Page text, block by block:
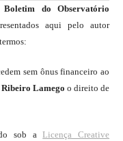
Boletim do Observatório
aqui pelo autor
sem ônus financeiro ao
Ribeiro Lamegoo direito de
sob a Licença Creative